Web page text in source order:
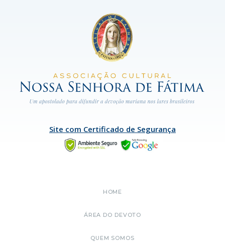
Site com Certificado de Segurança
HOME
ÁREA DO DEVOTO
QUEM SOMOS